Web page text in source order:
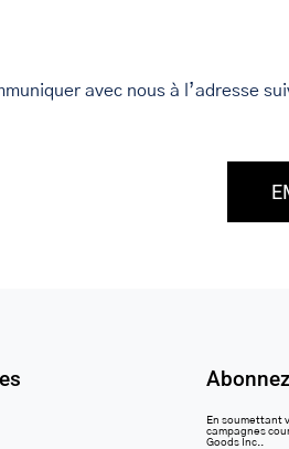
avec nous à l’adresse
En soumettant
campagnes
Goods Inc..